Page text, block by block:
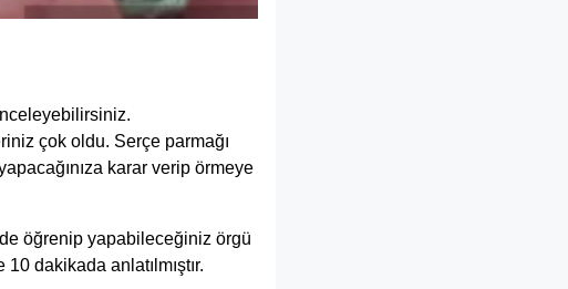
çok oldu. Serçe parmağı
karar verip örmeye
öğrenip yapabileceğiniz örgü
dakikada anlatılmıştır.